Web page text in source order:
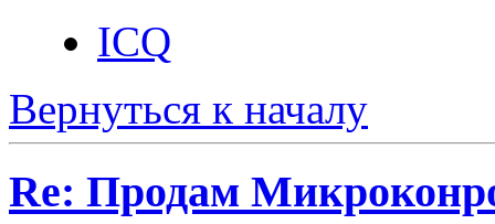
ICQ
Вернуться к началу
Re: Продам